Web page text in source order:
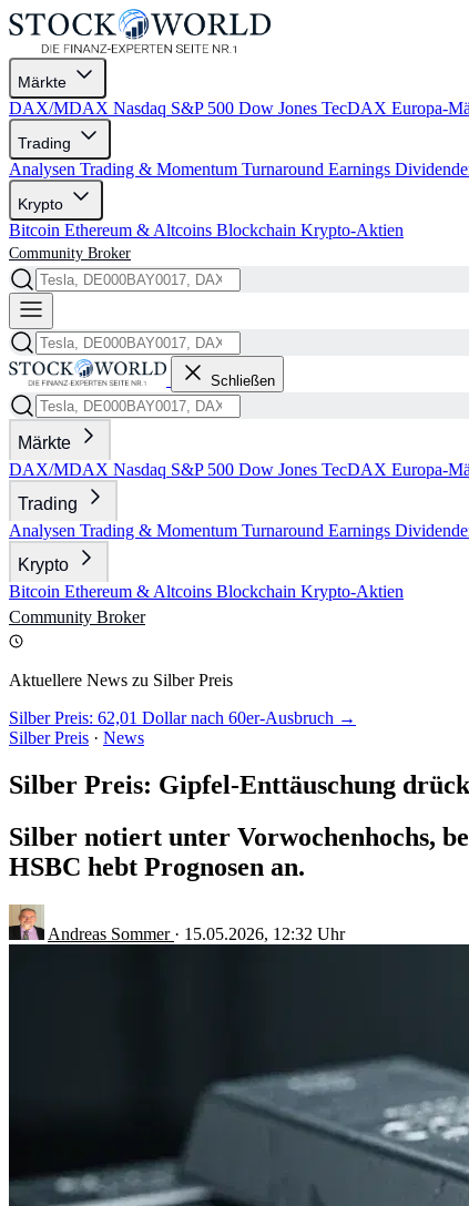
Märkte
DAX/MDAX Nasdaq S&P 500 Dow Jones TecDAX Europa-
Trading
Analysen Trading & Momentum Turnaround Earnings
Krypto
Bitcoin Ethereum & Altcoins Blockchain Krypto-Aktien
Community Broker
Schließen
Märkte
DAX/MDAX Nasdaq S&P 500 Dow Jones TecDAX Europa-
Trading
Analysen Trading & Momentum Turnaround Earnings
Krypto
Bitcoin Ethereum & Altcoins Blockchain Krypto-Aktien
Community Broker
Aktuellere News zu Silber Preis
Silber Preis: 62,01 Dollar nach 60er-Ausbruch →
Silber Preis · News
Silber Preis: Gipfel-Enttäuschung
Silber notiert unter Vorwochenhochs,
HSBC hebt Prognosen an.
Andreas Sommer · 15.05.2026, 12:32 Uhr